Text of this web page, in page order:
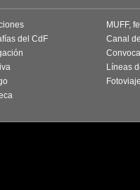
del CdF
MUFF,
Canal
Líneas